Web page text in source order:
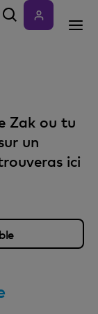
Zak ou tu
un
ici